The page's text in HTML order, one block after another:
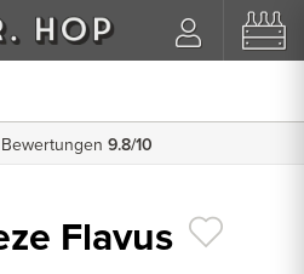
9.8/10
Flavus